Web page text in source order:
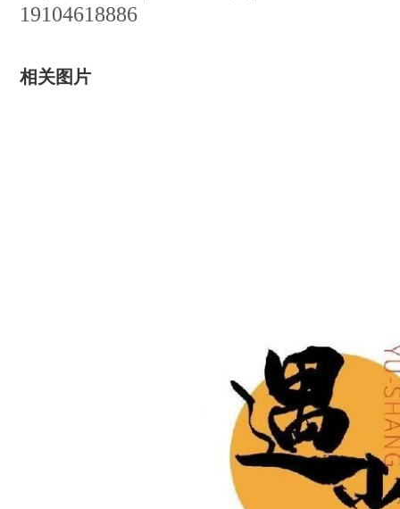
19104618886
相关图片